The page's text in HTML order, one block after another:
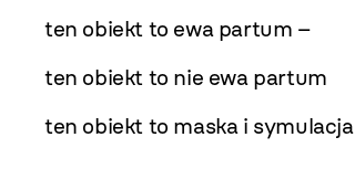
ten obiekt to ewa partum –
ten obiekt to nie ewa partum
ten obiekt to maska i symulacja